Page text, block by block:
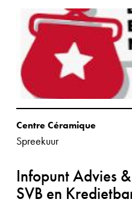
Centre Céramique
Spreekuur
Infopunt Advies
SVB en